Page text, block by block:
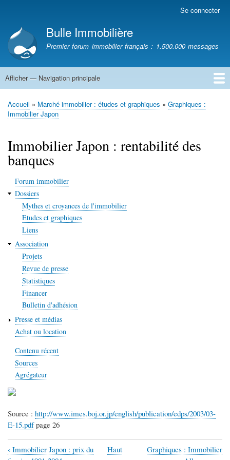
contenu
principal
compte
de
l'utilisateur
Se connecter
Bulle Immobilière
Premier forum immobilier français : 1.500.000 messages
Navigation
Afficher — Navigation principale
Accueil
Fil
Accueil Marché immobilier : études et graphiques
Graphiques :
Immobilier Japon
Immobilier Japon : rentabilité des
banques
Forum immobilier
Dossiers
Mythes et croyances de l'immobilier
Etudes et graphiques
Liens
Association
Projets
Revue de presse
Statistiques
Financer
Bulletin d'adhésion
Presse et médias
Achat ou location
Contenu récent
Sources
Agrégateur
Source : http://www.imes.boj.or.jp/english/publication/edps/2003/03-
E-15.pdfpage 26
‹ Immobilier Japon : prix du
Haut
Graphiques : Immobilier